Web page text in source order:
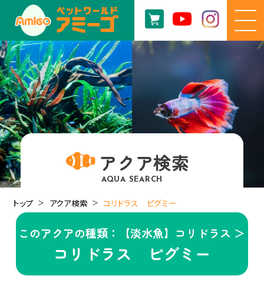
アクア検索
AQUA SEARCH
トップ アクア検索 コリドラス ピグミー
このアクアの種類：【淡水魚】コリドラス ＞
コリドラス ピグミー